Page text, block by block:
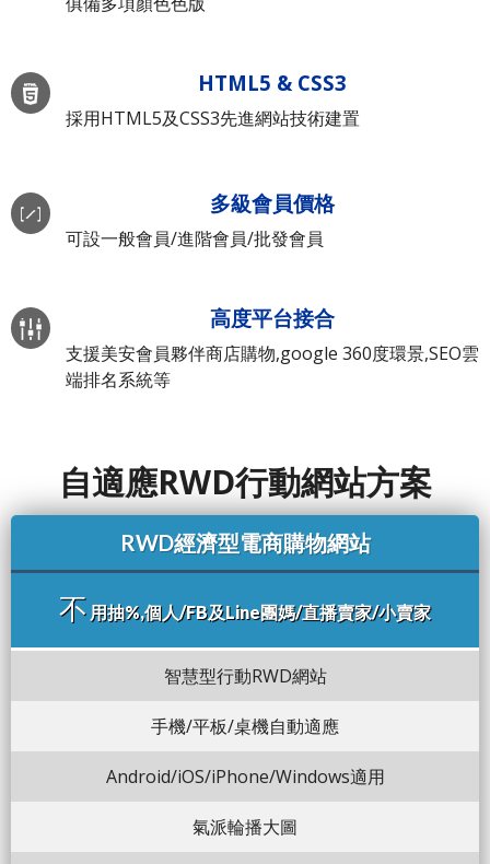
HTML5 & CSS3
採用HTML5及CSS3先進網站技術建置
多級會員價格
可設一般會員/進階會員/批發會員
高度平台接合
支援美安會員夥伴商店購物,google 360度環景,SEO雲
端排名系統等
自適應RWD行動網站方案
RWD經濟型電商購物網站
不 用抽%,個人/FB及Line團媽/直播賣家/小賣家
智慧型行動RWD網站
手機/平板/桌機自動適應
Android/iOS/iPhone/Windows適用
氣派輪播大圖